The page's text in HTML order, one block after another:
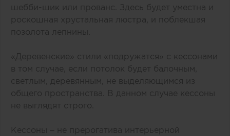
шебби-шик или прованс. Здесь будет уместна и
роскошная хрустальная люстра, и поблекшая
позолота лепнины.
«Деревенские» стили «подружатся» с кессонами
в том случае, если потолок будет балочным,
светлым, деревянным, не выделяющимся из
общего пространства. В данном случае кессоны
не выглядят строго.
Кессоны – не прерогатива интерьерной